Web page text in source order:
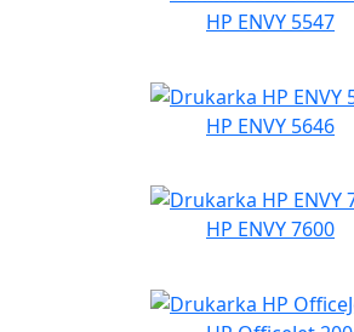
HP ENVY 5547
HP ENVY 5646
HP ENVY 7600